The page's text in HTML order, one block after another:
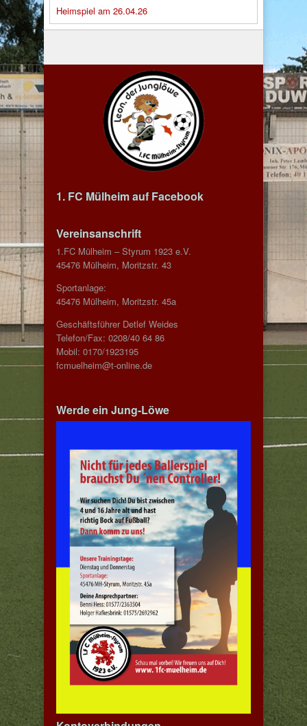
Heimspiel am 26.04.26
1. FC Mülheim auf Facebook
Vereinsanschrift
1.FC Mülheim – Styrum 1923 e.V.
45476 Mülheim, Moritzstr. 43
Sportanlage:
45476 Mülheim, Moritzstr. 45a
Geschäftsführer Detlef Weides
Telefon/Fax: 0208/40 64 86
Mobil: 0170/1923195
fcmuelheim@t-online.de
Werde ein Jung-Löwe